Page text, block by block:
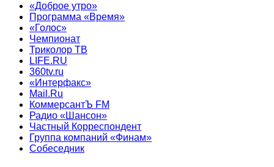
«Доброе утро»
Программа «Время»
«Голос»
Чемпионат
Триколор ТВ
LIFE.RU
360tv.ru
«Интерфакс»
Mail.Ru
КоммерсантЪ FM
Радио «Шансон»
Частный Корреспондент
Группа компаний «Финам»
Собеседник